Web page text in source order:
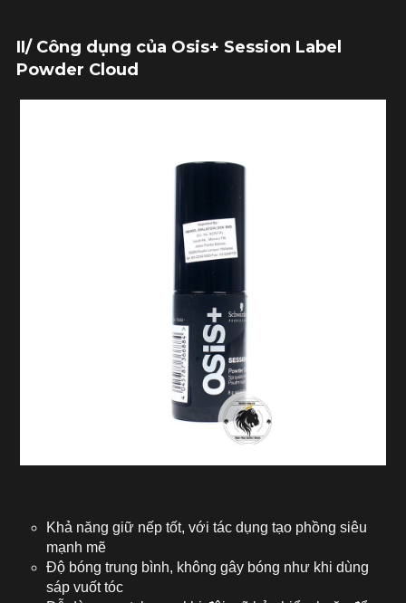
II/ Công dụng của Osis+ Session Label
Powder Cloud
Khả năng giữ nếp tốt, với tác dụng tạo phồng siêu
mạnh mẽ
Độ bóng trung bình, không gây bóng như khi dùng
sáp vuốt tóc